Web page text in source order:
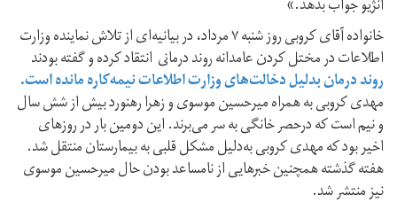
آنژیو جواب بدهد.»
خانواده آقای کروبی روز شنبه ۷ مرداد، در بیانیه‌ای از تلاش نماینده وزارت
اطلاعات در مختل کردن عامدانه روند درمانى ​انتقاد کرده و گفته بودند
روند درمان بدلیل دخالت‌های وزارت اطلاعات نیمه‌کاره مانده است.
مهدی کروبی به همراه میرحسین موسوی و زهرا رهنورد بیش از شش سال
و نیم است که درحصر خانگی به سر می‌برند. این دومین بار در روزهای
اخیر بود که مهدی کروبی به‌دلیل مشکل قلبی به بیمارستان منتقل شد.
هفته گذشته همچنین خبرهایی از نامساعد بودن حال میرحسین موسوی
نیز منتشر شد.